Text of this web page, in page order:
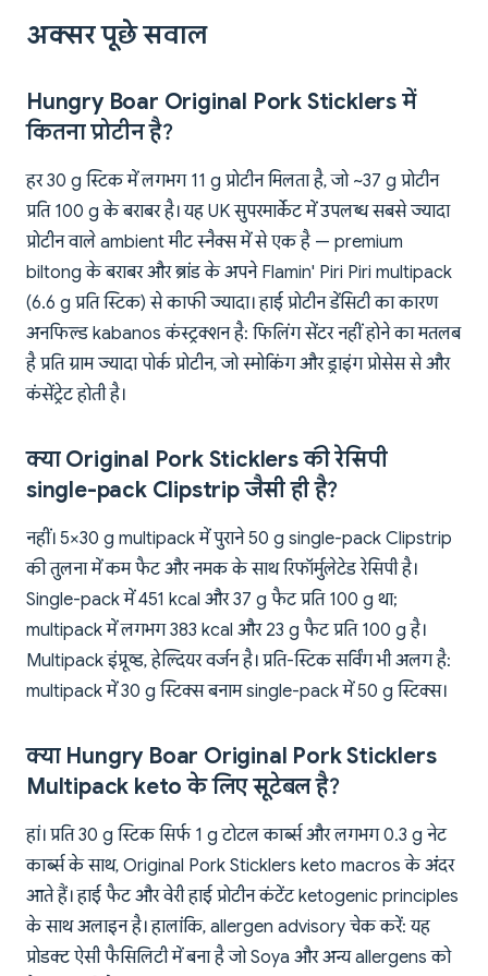
अक्सर पूछे सवाल
Hungry Boar Original Pork Sticklers में
कितना प्रोटीन है?
हर 30 g स्टिक में लगभग 11 g प्रोटीन मिलता है, जो ~37 g प्रोटीन
प्रति 100 g के बराबर है। यह UK सुपरमार्केट में उपलब्ध सबसे ज्यादा
प्रोटीन वाले ambient मीट स्नैक्स में से एक है — premium
biltong के बराबर और ब्रांड के अपने Flamin' Piri Piri multipack
(6.6 g प्रति स्टिक) से काफी ज्यादा। हाई प्रोटीन डेंसिटी का कारण
अनफिल्ड kabanos कंस्ट्रक्शन है: फिलिंग सेंटर नहीं होने का मतलब
है प्रति ग्राम ज्यादा पोर्क प्रोटीन, जो स्मोकिंग और ड्राइंग प्रोसेस से और
कंसेंट्रेट होती है।
क्या Original Pork Sticklers की रेसिपी
single-pack Clipstrip जैसी ही है?
नहीं। 5×30 g multipack में पुराने 50 g single-pack Clipstrip
की तुलना में कम फैट और नमक के साथ रिफॉर्मुलेटेड रेसिपी है।
Single-pack में 451 kcal और 37 g फैट प्रति 100 g था;
multipack में लगभग 383 kcal और 23 g फैट प्रति 100 g है।
Multipack इंप्रूव्ड, हेल्दियर वर्जन है। प्रति-स्टिक सर्विंग भी अलग है:
multipack में 30 g स्टिक्स बनाम single-pack में 50 g स्टिक्स।
क्या Hungry Boar Original Pork Sticklers
Multipack keto के लिए सूटेबल है?
हां। प्रति 30 g स्टिक सिर्फ 1 g टोटल कार्ब्स और लगभग 0.3 g नेट
कार्ब्स के साथ, Original Pork Sticklers keto macros के अंदर
आते हैं। हाई फैट और वेरी हाई प्रोटीन कंटेंट ketogenic principles
के साथ अलाइन है। हालांकि, allergen advisory चेक करें: यह
प्रोडक्ट ऐसी फैसिलिटी में बना है जो Soya और अन्य allergens को